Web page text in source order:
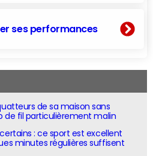
ses performances
de sa maison sans
de fil particulièrement malin
: ce sport est excellent
minutes régulières suffisent